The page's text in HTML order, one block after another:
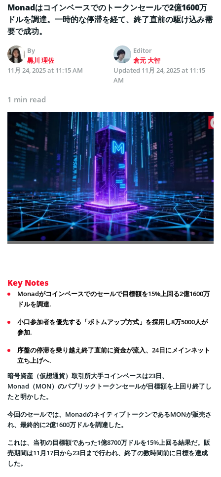
Monadはコインベースでのトークンセールで2億1600万
ドルを調達。一時的な停滞を経て、終了直前の駆け込み需
要で成功。
By
黒川 理佐
Editor
倉元 大智
11月 24, 2025 at 11:15 AM
Updated 11月 24, 2025 at 11:15
AM
1 min read
Key Notes
Monadがコインベースでのセールで目標額を15%上回る2億1600万
ドルを調達.
小口参加者を優先する「ボトムアップ方式」を採用し8万5000人が
参加.
序盤の停滞を乗り越え終了直前に資金が流入、24日にメインネット
立ち上げへ.
暗号資産（仮想通貨）取引所大手コインベースは23日、
Monad（MON）のパブリックトークンセールが目標額を上回り終了し
たと明かした。
今回のセールでは、MonadのネイティブトークンであるMONが販売さ
れ、最終的に2億1600万ドルを調達した。
これは、当初の目標額であった1億8700万ドルを15%上回る結果だ。販
売期間は11月17日から23日まで行われ、終了の数時間前に目標を達成
した。